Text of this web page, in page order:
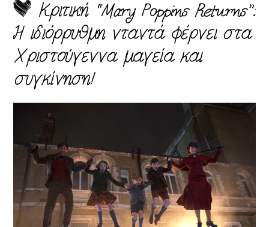
Κριτική “Mary Poppins Returns”:
Η ιδιόρρυθμη νταντά φέρνει στα
Χριστούγεννα μαγεία και
συγκίνηση!